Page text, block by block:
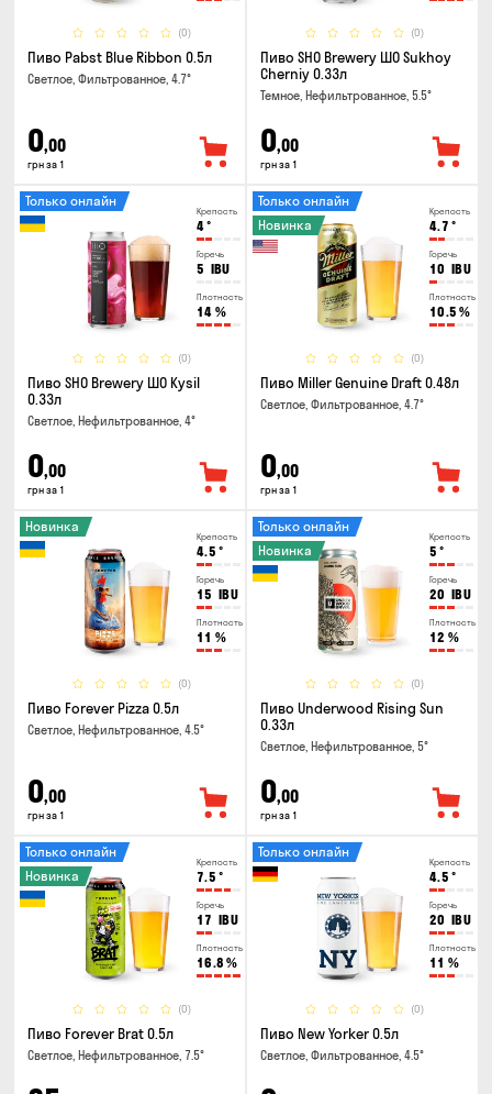
(0)
Пиво Pabst Blue Ribbon 0.5л
Светлое, Фильтрованное, 4.7°
0,00
грн за 1
(0)
Пиво SHO Brewery ШО Sukhoy
Cherniy 0.33л
Темное, Нефильтрованное, 5.5°
0,00
грн за 1
Крепость
4°
Горечь
5 IBU
Плотность
14 %
(0)
Только онлайн
Пиво SHO Brewery ШО Kysil
0.33л
Светлое, Нефильтрованное, 4°
0,00
грн за 1
Крепость
4.7 °
Горечь
10 IBU
Плотность
10.5 %
(0)
Только онлайн
Новинка
Пиво Miller Genuine Draft 0.48л
Светлое, Фильтрованное, 4.7°
0,00
грн за 1
Крепость
4.5 °
Горечь
15 IBU
Плотность
11 %
(0)
Новинка
Пиво Forever Pizza 0.5л
Светлое, Нефильтрованное, 4.5°
0,00
грн за 1
Крепость
5 °
Горечь
20 IBU
Плотность
12 %
(0)
Только онлайн
Новинка
Пиво Underwood Rising Sun
0.33л
Светлое, Нефильтрованное, 5°
0,00
грн за 1
Крепость
7.5 °
Горечь
17 IBU
Плотность
16.8 %
(0)
Только онлайн
Новинка
Пиво Forever Brat 0.5л
Светлое, Нефильтрованное, 7.5°
Крепость
4.5 °
Горечь
20 IBU
Плотность
11 %
(0)
Только онлайн
Пиво New Yorker 0.5л
Светлое, Фильтрованное, 4.5°